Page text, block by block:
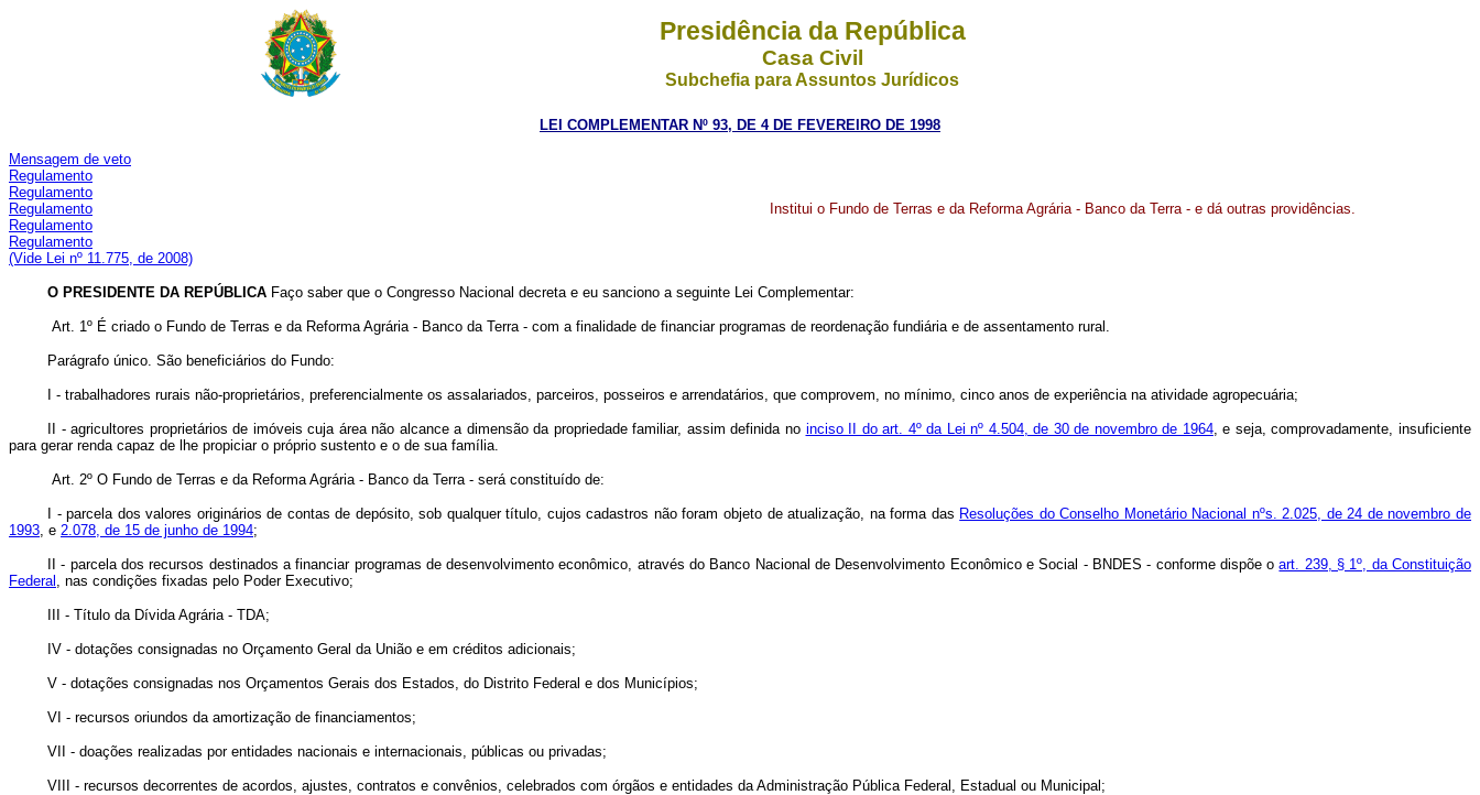
Presidência da República
Casa Civil
Subchefia para Assuntos Jurídicos
LEI COMPLEMENTAR Nº 93, DE 4 DE FEVEREIRO DE 1998
Mensagem de veto
Regulamento
Regulamento
Regulamento
Regulamento
Regulamento
(Vide Lei nº 11.775, de 2008)
Institui o Fundo de Terras e da Reforma Agrária - Banco da Terra - e dá outras providências.
O PRESIDENTE DA REPÚBLICA Faço saber que o Congresso Nacional decreta e eu sanciono a seguinte Lei Complementar:
Art. 1º É criado o Fundo de Terras e da Reforma Agrária - Banco da Terra - com a finalidade de financiar programas de reordenação fundiária e de assentamento rural.
Parágrafo único. São beneficiários do Fundo:
I - trabalhadores rurais não-proprietários, preferencialmente os assalariados, parceiros, posseiros e arrendatários, que comprovem, no mínimo, cinco anos de experiência na atividade agropecuária;
II - agricultores proprietários de imóveis cuja área não alcance a dimensão da propriedade familiar, assim definida no inciso II do art. 4º da Lei nº 4.504, de 30 de novembro de 1964, e seja, comprovadamente, insuficiente
para gerar renda capaz de lhe propiciar o próprio sustento e o de sua família.
Art. 2º O Fundo de Terras e da Reforma Agrária - Banco da Terra - será constituído de:
I - parcela dos valores originários de contas de depósito, sob qualquer título, cujos cadastros não foram objeto de atualização, na forma das Resoluções do Conselho Monetário Nacional nºs. 2.025, de 24 de novembro de
1993, e 2.078, de 15 de junho de 1994;
II - parcela dos recursos destinados a financiar programas de desenvolvimento econômico, através do Banco Nacional de Desenvolvimento Econômico e Social - BNDES - conforme dispõe oart. 239, § 1º, da Constituição
Federal , nas condições fixadas pelo Poder Executivo;
III - Título da Dívida Agrária - TDA;
IV - dotações consignadas no Orçamento Geral da União e em créditos adicionais;
V - dotações consignadas nos Orçamentos Gerais dos Estados, do Distrito Federal e dos Municípios;
VI - recursos oriundos da amortização de financiamentos;
VII - doações realizadas por entidades nacionais e internacionais, públicas ou privadas;
VIII - recursos decorrentes de acordos, ajustes, contratos e convênios, celebrados com órgãos e entidades da Administração Pública Federal, Estadual ou Municipal;